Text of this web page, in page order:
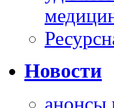
Новости